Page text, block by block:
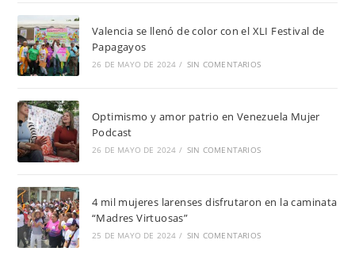
Valencia se llenó de color con el XLI Festival de
Papagayos
26 DE MAYO DE 2024 / SIN COMENTARIOS
Optimismo y amor patrio en Venezuela Mujer
Podcast
26 DE MAYO DE 2024 / SIN COMENTARIOS
4 mil mujeres larenses disfrutaron en la caminata
“Madres Virtuosas”
25 DE MAYO DE 2024 / SIN COMENTARIOS